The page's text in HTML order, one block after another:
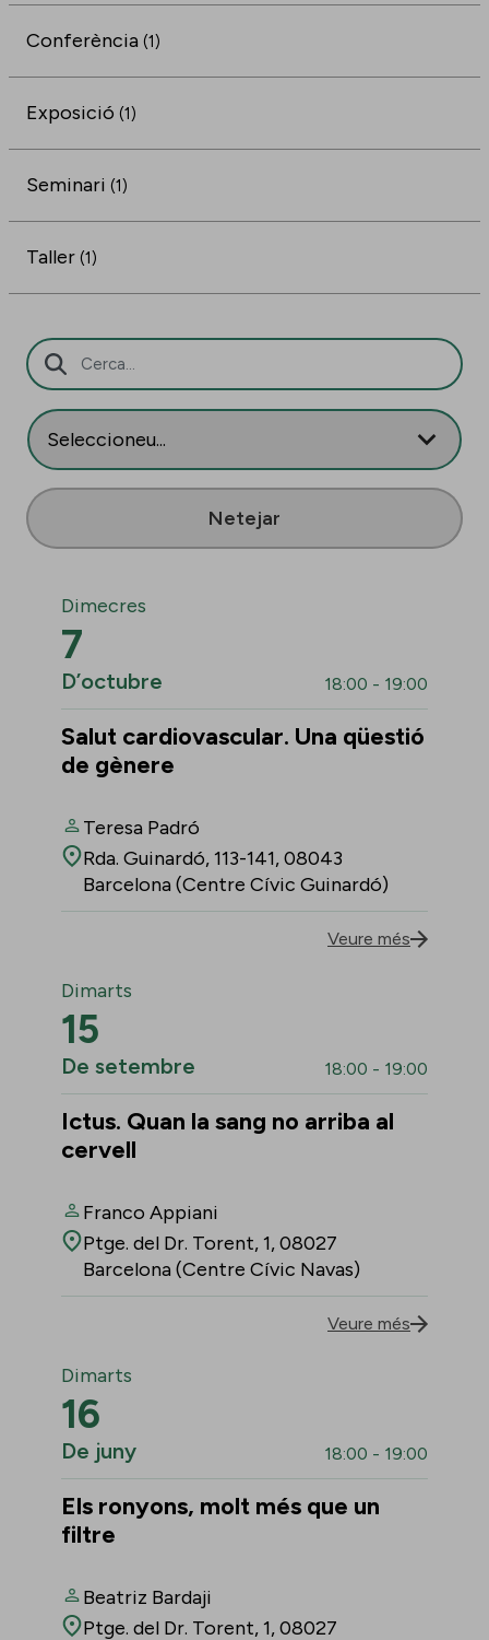
Conferència (1)
Exposició (1)
Seminari (1)
Taller (1)
Barra de cerca
Netejar
Dimecres
7
D’octubre 18:00 - 19:00
Salut cardiovascular. Una qüestió
de gènere
Teresa Padró
Rda. Guinardó, 113-141, 08043
Barcelona (Centre Cívic Guinardó)
Veure més
Dimarts
15
De setembre 18:00 - 19:00
Ictus. Quan la sang no arriba al
cervell
Franco Appiani
Ptge. del Dr. Torent, 1, 08027
Barcelona (Centre Cívic Navas)
Veure més
Dimarts
16
De juny 18:00 - 19:00
Els ronyons, molt més que un
filtre
Beatriz Bardaji
Ptge. del Dr. Torent, 1, 08027